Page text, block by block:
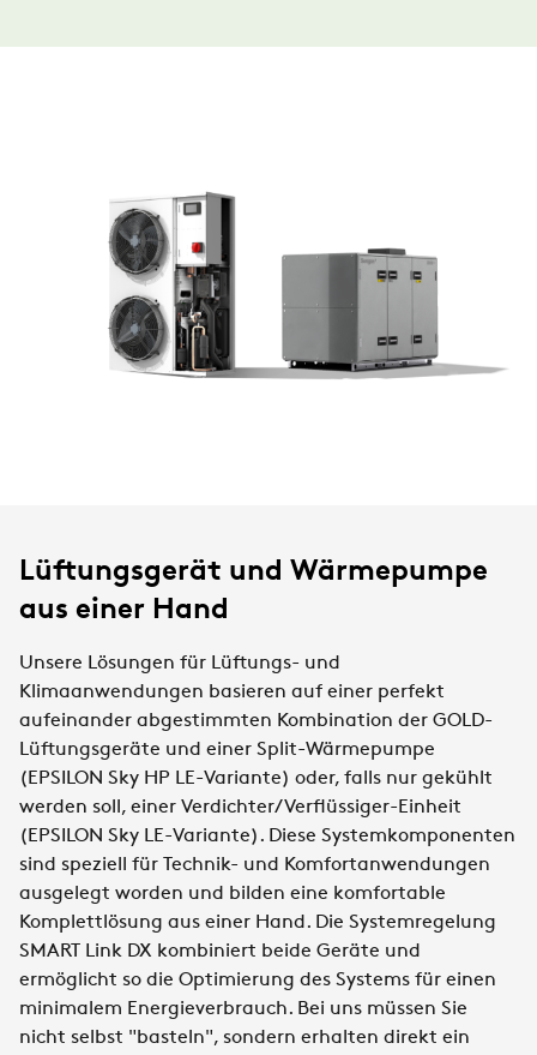
Lüftungsgerät und Wärmepumpe
aus einer Hand
Unsere Lösungen für Lüftungs- und
Klimaanwendungen basieren auf einer perfekt
aufeinander abgestimmten Kombination der GOLD-
Lüftungsgeräte und einer Split-Wärmepumpe
(EPSILON Sky HP LE-Variante) oder, falls nur gekühlt
werden soll, einer Verdichter/Verflüssiger-Einheit
(EPSILON Sky LE-Variante). Diese Systemkomponenten
sind speziell für Technik- und Komfortanwendungen
ausgelegt worden und bilden eine komfortable
Komplettlösung aus einer Hand. Die Systemregelung
SMART Link DX kombiniert beide Geräte und
ermöglicht so die Optimierung des Systems für einen
minimalem Energieverbrauch. Bei uns müssen Sie
nicht selbst "basteln", sondern erhalten direkt ein